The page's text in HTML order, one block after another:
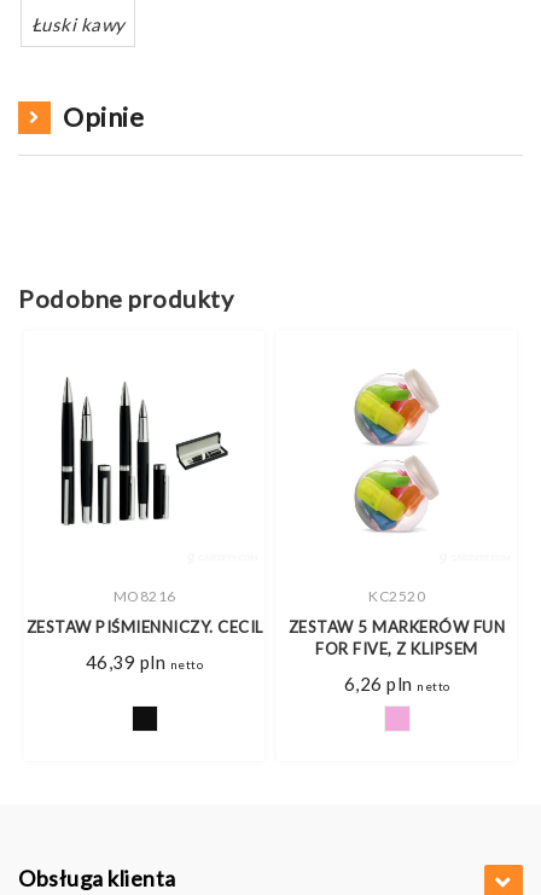
Łuski kawy
Opinie
Podobne produkty
MO8216
ZESTAW PIŚMIENNICZY. CECIL
46,39 pln netto
KC2520
ZESTAW 5 MARKERÓW FUN
FOR FIVE, Z KLIPSEM
6,26 pln netto
Obsługa klienta